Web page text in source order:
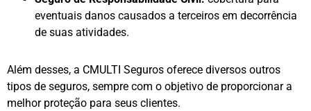
eventuais danos causados a terceiros em decorrência
de suas atividades.
Além desses, a CMULTI Seguros oferece diversos outros
tipos de seguros, sempre com o objetivo de proporcionar a
melhor proteção para seus clientes.